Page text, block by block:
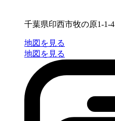
千葉県印西市牧の原1-1-4
地図を見る
地図を見る